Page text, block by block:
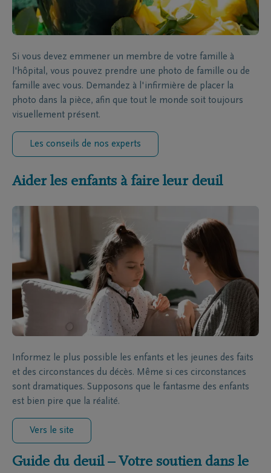
Si vous devez emmener un membre de votre famille à
l'hôpital, vous pouvez prendre une photo de famille ou de
famille avec vous. Demandez à l'infirmière de placer la
photo dans la pièce, afin que tout le monde soit toujours
visuellement présent.
Les conseils de nos experts
Aider les enfants à faire leur deuil
Informez le plus possible les enfants et les jeunes des faits
et des circonstances du décès. Même si ces circonstances
sont dramatiques. Supposons que le fantasme des enfants
est bien pire que la réalité.
Vers le site
Guide du deuil – Votre soutien dans le